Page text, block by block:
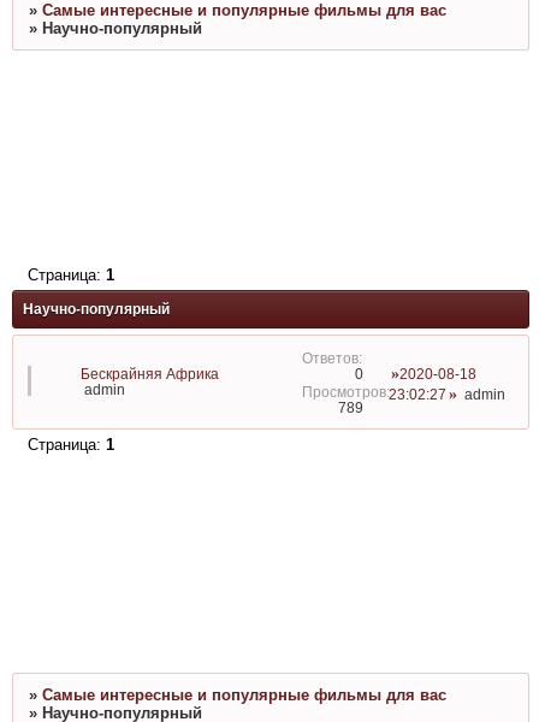
» Cамые интересные и популярные фильмы для вас
» Научно-популярный
Научно-популярный
Страница: 1
Бескрайняя Африка
admin
0
789
2020-08-18
23:02:27
admin
Страница: 1
» Cамые интересные и популярные фильмы для вас
» Научно-популярный